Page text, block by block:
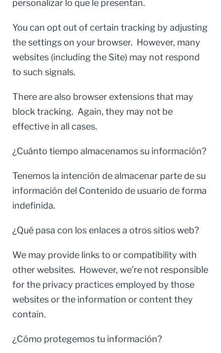
personalizar lo que le presentan.
You can opt out of certain tracking by adjusting
the settings on your browser. However, many
websites (including the Site) may not respond
to such signals.
There are also browser extensions that may
block tracking. Again, they may not be
effective in all cases.
¿Cuánto tiempo almacenamos su información?
Tenemos la intención de almacenar parte de su
información del Contenido de usuario de forma
indefinida.
¿Qué pasa con los enlaces a otros sitios web?
We may provide links to or compatibility with
other websites. However, we’re not responsible
for the privacy practices employed by those
websites or the information or content they
contain.
¿Cómo protegemos tu información?